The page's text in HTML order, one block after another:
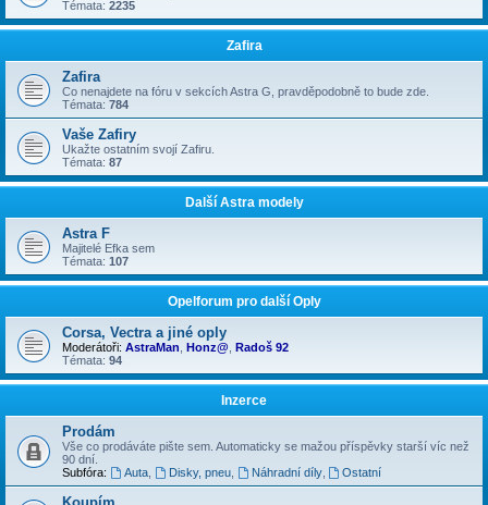
Témata: 2235
Zafira
Zafira
Co nenajdete na fóru v sekcích Astra G, pravděpodobně to bude zde.
Témata: 784
Vaše Zafiry
Ukažte ostatním svojí Zafiru.
Témata: 87
Další Astra modely
Astra F
Majitelé Efka sem
Témata: 107
Opelforum pro další Oply
Corsa, Vectra a jiné oply
Moderátoři: AstraMan Honz@ Radoš 92
Témata: 94
Inzerce
Prodám
Vše co prodáváte pište sem. Automaticky se mažou příspěvky starší víc než
90 dní.
Subfóra:
Auta, Disky, pneu, Náhradní díly, Ostatní